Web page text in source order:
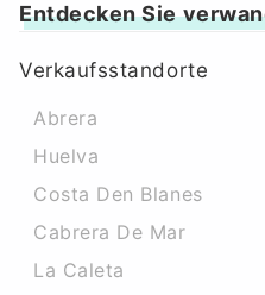
Entdecken Sie
Verkaufsstandorte
Abrera
Huelva
Costa Den Blanes
Cabrera De Mar
La Caleta